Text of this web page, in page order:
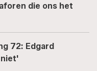
die ons het
72: Edgard